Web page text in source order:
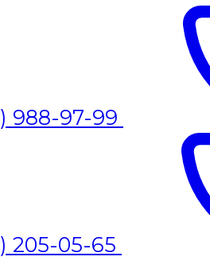
988-97-99
205-05-65